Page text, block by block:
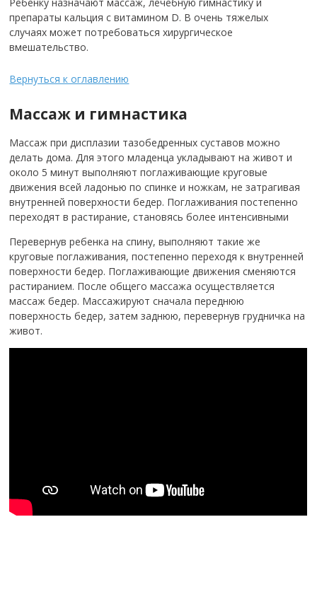
препараты кальция с витамином D. В очень тяжелых
случаях может потребоваться хирургическое
вмешательство.
Вернуться к оглавлению
Массаж и гимнастика
Массаж при дисплазии тазобедренных суставов можно
делать дома. Для этого младенца укладывают на живот и
около 5 минут выполняют поглаживающие круговые
движения всей ладонью по спинке и ножкам, не затрагивая
внутренней поверхности бедер. Поглаживания постепенно
переходят в растирание, становясь более интенсивными
Перевернув ребенка на спину, выполняют такие же
круговые поглаживания, постепенно переходя к внутренней
поверхности бедер. Поглаживающие движения сменяются
растиранием. После общего массажа осуществляется
массаж бедер. Массажируют сначала переднюю
поверхность бедер, затем заднюю, перевернув грудничка на
живот.